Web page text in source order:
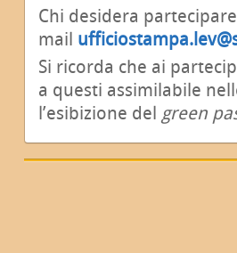
Chi desidera
mail
Si ricorda che ai
a questi assimilabile
l’esibizione del green